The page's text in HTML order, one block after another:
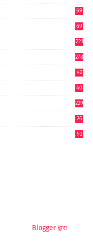
69
69
221
278
42
40
229
26
93
Blogger द्वारा